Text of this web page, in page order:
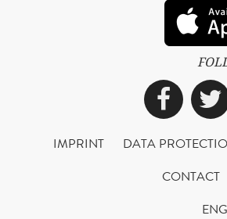
IMPRINT DATA
CONTACT